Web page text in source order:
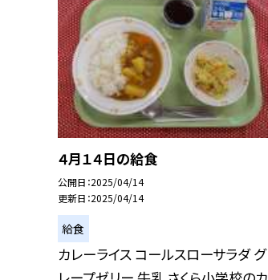
４月１４日の給食
公開日 2025/04/14
更新日 2025/04/14
給食
カレーライス コールスローサラダ グ